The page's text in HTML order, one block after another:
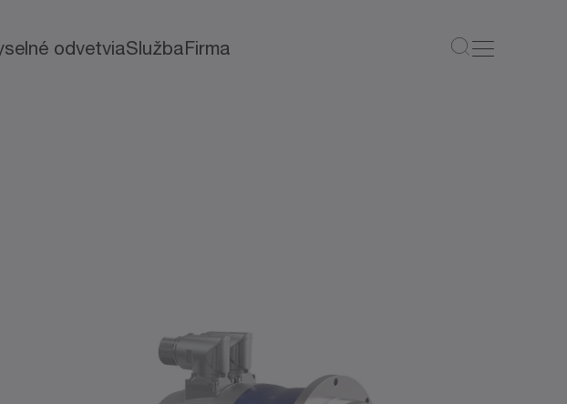
odvetviaSlužbaFirma